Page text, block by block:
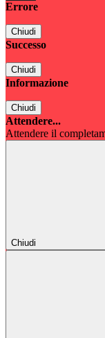
Errore
Chiudi
Successo
Chiudi
Informazione
Chiudi
Attendere...
Attendere il
Chiudi